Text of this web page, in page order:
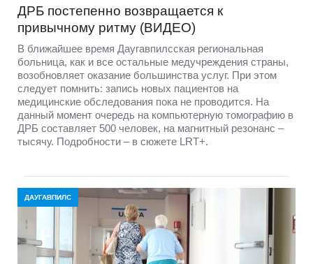
ДРБ постепенно возвращается к
привычному ритму (ВИДЕО)
В ближайшее время Даугавпилсская региональная
больница, как и все остальные медучреждения страны,
возобновляет оказание большинства услуг. При этом
следует помнить: запись новых пациентов на
медицинские обследования пока не проводится. На
данный момент очередь на компьютерную томографию в
ДРБ составляет 500 человек, на магнитный резонанс –
тысячу. Подробности – в сюжете LRT+.
ДАУГАВПИЛС